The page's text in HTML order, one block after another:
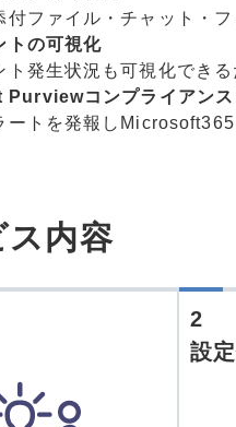
付ファイル・チャット・
トの可視化
ト発生状況も可視化でき
コンプライアン
ートを発報し
ス内容
2
設